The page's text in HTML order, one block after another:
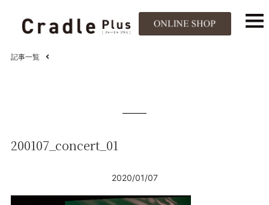
記事一覧
200107_concert_01
2020/01/07